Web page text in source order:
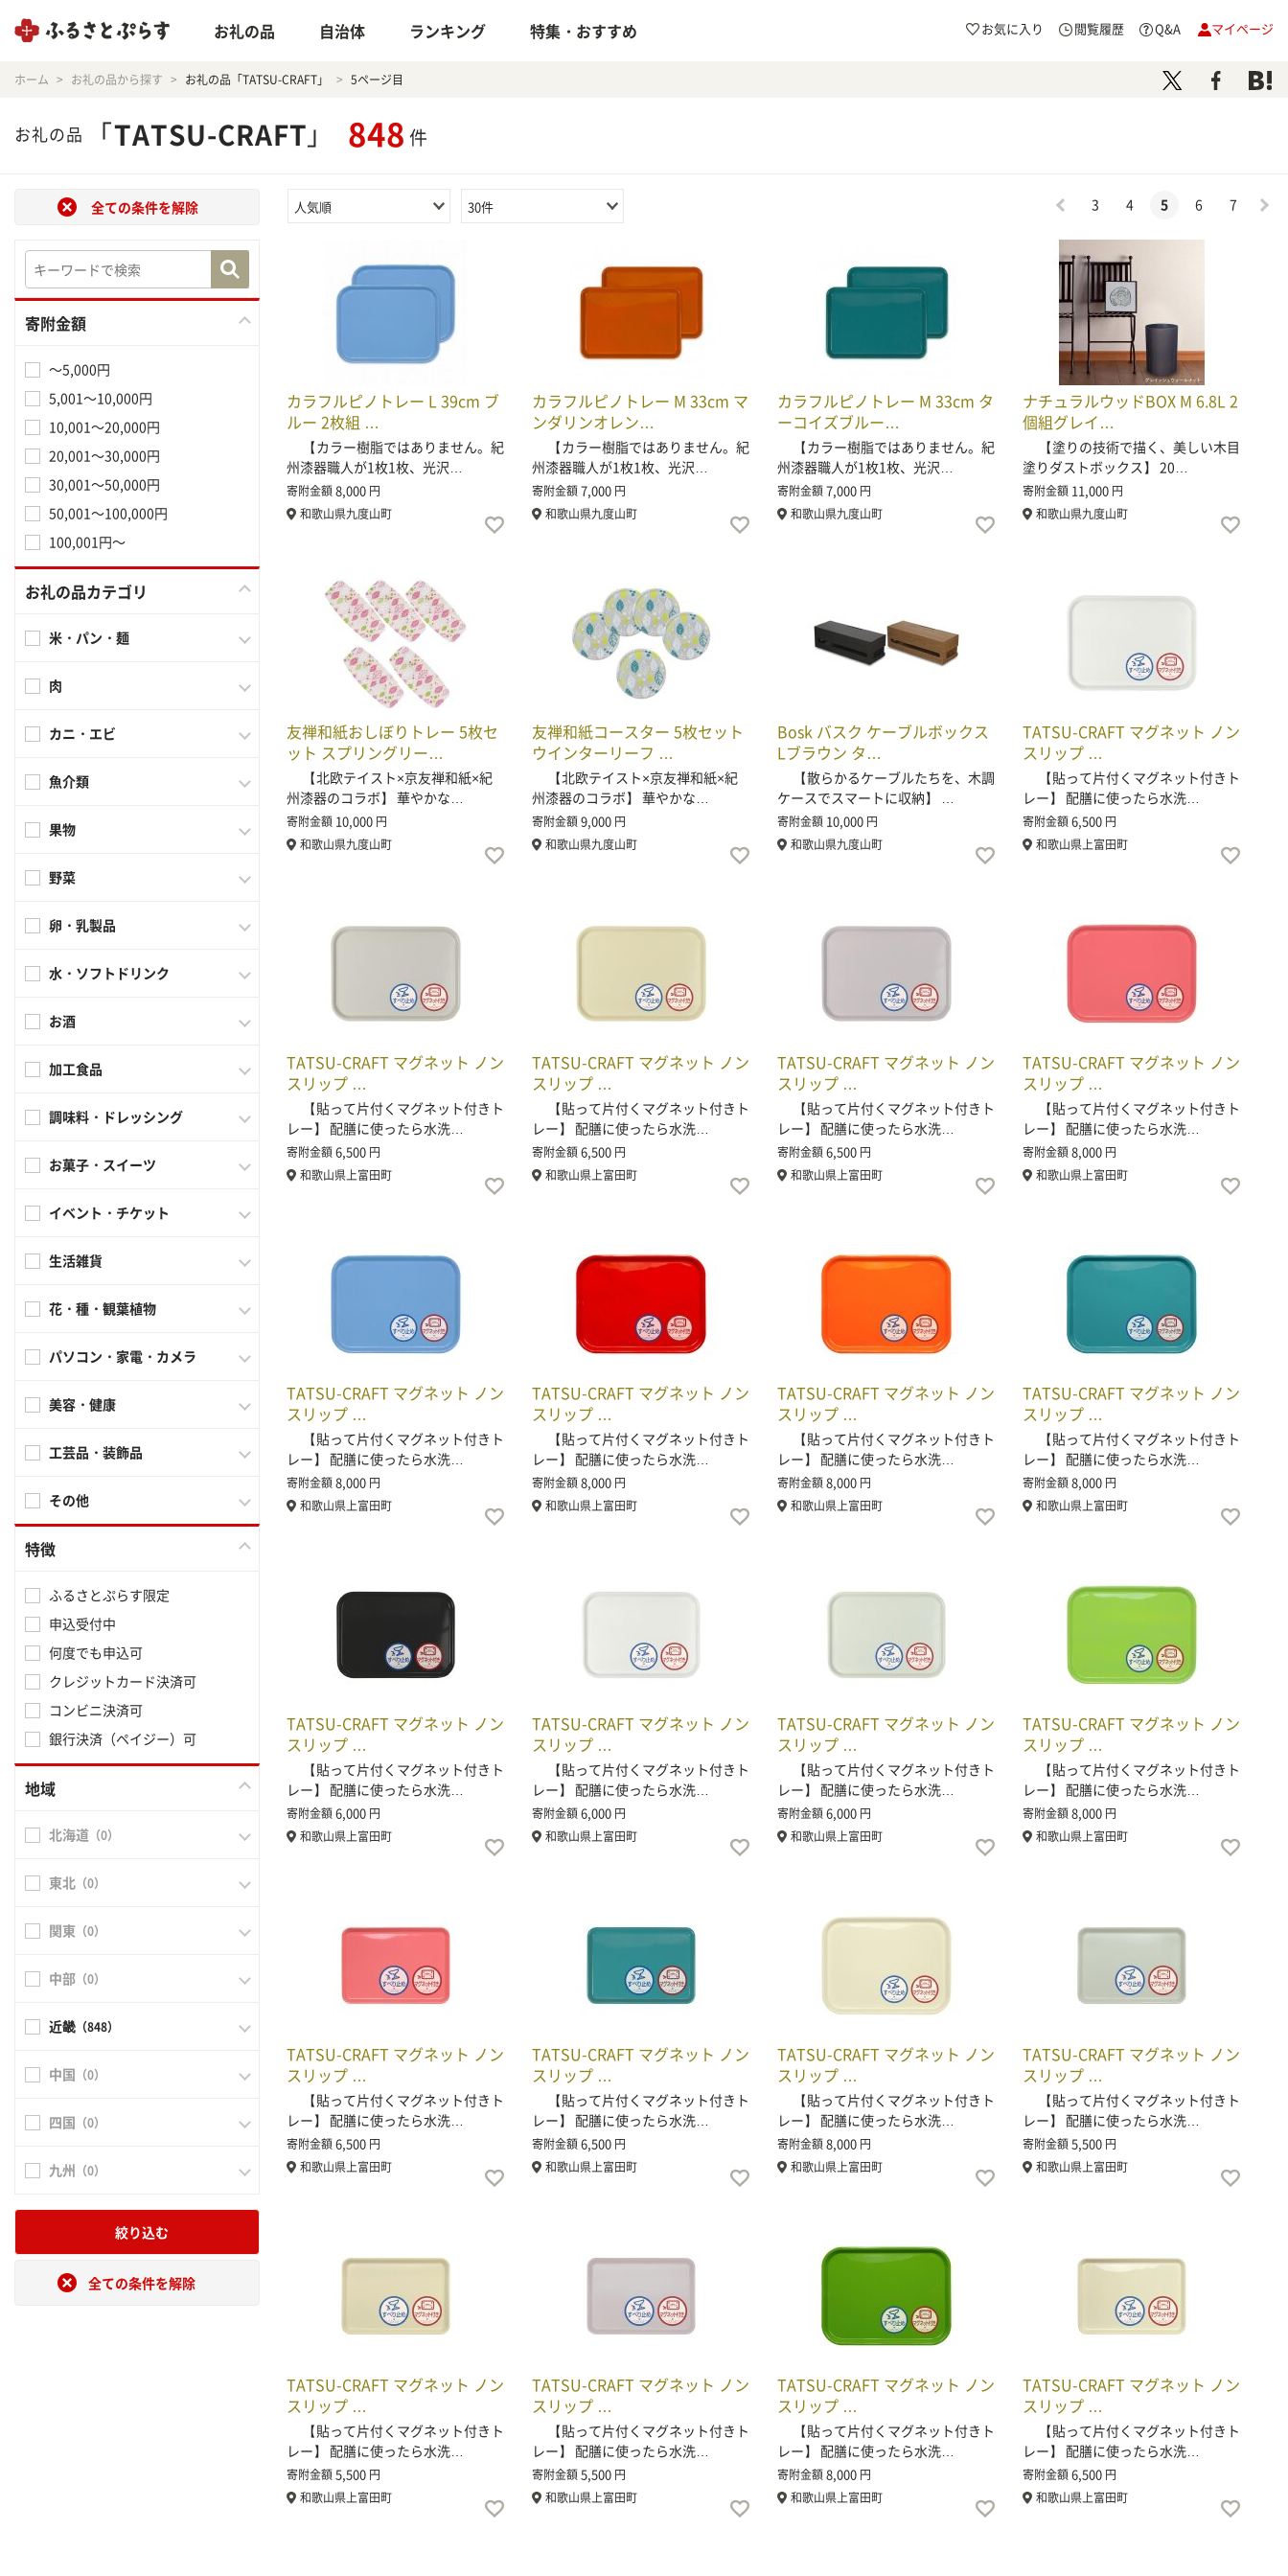
お礼の品 自治体 ランキング 特集・おすすめ お気に入り 閲覧履歴 Q&A マイページ
ホーム お礼の品から探す お礼の品「TATSU-CRAFT」 5ページ目
お礼の品「TATSU-CRAFT」 848 件
全ての条件を解除
寄附金額
～5,000円
5,001～10,000円
10,001～20,000円
20,001～30,000円
30,001～50,000円
50,001～100,000円
100,001円～
お礼の品カテゴリ
米・パン・麺
肉
カニ・エビ
魚介類
果物
野菜
卵・乳製品
水・ソフトドリンク
お酒
加工食品
調味料・ドレッシング
お菓子・スイーツ
イベント・チケット
生活雑貨
花・種・観葉植物
パソコン・家電・カメラ
美容・健康
工芸品・装飾品
その他
特徴
ふるさとぷらす限定
申込受付中
何度でも申込可
クレジットカード決済可
コンビニ決済可
銀行決済（ペイジー）可
地域
北海道 （0）
東北 （0）
関東 （0）
中部 （0）
近畿 （848）
中国 （0）
四国 （0）
九州 （0）
絞り込む
全ての条件を解除
人気順 30件 3 4 5 6 7
カラフルピノトレー L 39cm ブ
ルー 2枚組 …
【カラー樹脂ではありません。紀
州漆器職人が1枚1枚、光沢…
寄附金額8,000 円
和歌山県九度山町
カラフルピノトレー M 33cm マ
ンダリンオレン…
【カラー樹脂ではありません。紀
州漆器職人が1枚1枚、光沢…
寄附金額7,000 円
和歌山県九度山町
カラフルピノトレー M 33cm タ
ーコイズブルー…
【カラー樹脂ではありません。紀
州漆器職人が1枚1枚、光沢…
寄附金額7,000 円
和歌山県九度山町
ナチュラルウッドBOX M 6.8L 2
個組グレイ…
【塗りの技術で描く、美しい木目
塗りダストボックス】 20…
寄附金額 11,000 円
和歌山県九度山町
友禅和紙おしぼりトレー 5枚セ
ット スプリングリー…
【北欧テイスト×京友禅和紙×紀
州漆器のコラボ】 華やかな…
寄附金額 10,000 円
和歌山県九度山町
友禅和紙コースター 5枚セット
ウインターリーフ …
【北欧テイスト×京友禅和紙×紀
州漆器のコラボ】 華やかな…
寄附金額9,000 円
和歌山県九度山町
Bosk バスク ケーブルボックス
Lブラウン タ…
【散らかるケーブルたちを、木調
ケースでスマートに収納】 …
寄附金額 10,000 円
和歌山県九度山町
TATSU-CRAFT マグネット ノン
スリップ …
【貼って片付くマグネット付きト
レー】 配膳に使ったら水洗…
寄附金額6,500 円
和歌山県上富田町
TATSU-CRAFT マグネット ノン
スリップ …
【貼って片付くマグネット付きト
レー】 配膳に使ったら水洗…
寄附金額6,500 円
和歌山県上富田町
TATSU-CRAFT マグネット ノン
スリップ …
【貼って片付くマグネット付きト
レー】 配膳に使ったら水洗…
寄附金額6,500 円
和歌山県上富田町
TATSU-CRAFT マグネット ノン
スリップ …
【貼って片付くマグネット付きト
レー】 配膳に使ったら水洗…
寄附金額6,500 円
和歌山県上富田町
TATSU-CRAFT マグネット ノン
スリップ …
【貼って片付くマグネット付きト
レー】 配膳に使ったら水洗…
寄附金額8,000 円
和歌山県上富田町
TATSU-CRAFT マグネット ノン
スリップ …
【貼って片付くマグネット付きト
レー】 配膳に使ったら水洗…
寄附金額8,000 円
和歌山県上富田町
TATSU-CRAFT マグネット ノン
スリップ …
【貼って片付くマグネット付きト
レー】 配膳に使ったら水洗…
寄附金額8,000 円
和歌山県上富田町
TATSU-CRAFT マグネット ノン
スリップ …
【貼って片付くマグネット付きト
レー】 配膳に使ったら水洗…
寄附金額8,000 円
和歌山県上富田町
TATSU-CRAFT マグネット ノン
スリップ …
【貼って片付くマグネット付きト
レー】 配膳に使ったら水洗…
寄附金額8,000 円
和歌山県上富田町
TATSU-CRAFT マグネット ノン
スリップ …
【貼って片付くマグネット付きト
レー】 配膳に使ったら水洗…
寄附金額6,000 円
和歌山県上富田町
TATSU-CRAFT マグネット ノン
スリップ …
【貼って片付くマグネット付きト
レー】 配膳に使ったら水洗…
寄附金額6,000 円
和歌山県上富田町
TATSU-CRAFT マグネット ノン
スリップ …
【貼って片付くマグネット付きト
レー】 配膳に使ったら水洗…
寄附金額6,000 円
和歌山県上富田町
TATSU-CRAFT マグネット ノン
スリップ …
【貼って片付くマグネット付きト
レー】 配膳に使ったら水洗…
寄附金額8,000 円
和歌山県上富田町
TATSU-CRAFT マグネット ノン
スリップ …
【貼って片付くマグネット付きト
レー】 配膳に使ったら水洗…
寄附金額6,500 円
和歌山県上富田町
TATSU-CRAFT マグネット ノン
スリップ …
【貼って片付くマグネット付きト
レー】 配膳に使ったら水洗…
寄附金額6,500 円
和歌山県上富田町
TATSU-CRAFT マグネット ノン
スリップ …
【貼って片付くマグネット付きト
レー】 配膳に使ったら水洗…
寄附金額8,000 円
和歌山県上富田町
TATSU-CRAFT マグネット ノン
スリップ …
【貼って片付くマグネット付きト
レー】 配膳に使ったら水洗…
寄附金額5,500 円
和歌山県上富田町
TATSU-CRAFT マグネット ノン
スリップ …
【貼って片付くマグネット付きト
レー】 配膳に使ったら水洗…
寄附金額5,500 円
和歌山県上富田町
TATSU-CRAFT マグネット ノン
スリップ …
【貼って片付くマグネット付きト
レー】 配膳に使ったら水洗…
寄附金額5,500 円
和歌山県上富田町
TATSU-CRAFT マグネット ノン
スリップ …
【貼って片付くマグネット付きト
レー】 配膳に使ったら水洗…
寄附金額8,000 円
和歌山県上富田町
TATSU-CRAFT マグネット ノン
スリップ …
【貼って片付くマグネット付きト
レー】 配膳に使ったら水洗…
寄附金額6,500 円
和歌山県上富田町